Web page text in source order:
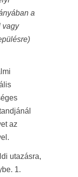
a
vagy
az
utazásra,
1.